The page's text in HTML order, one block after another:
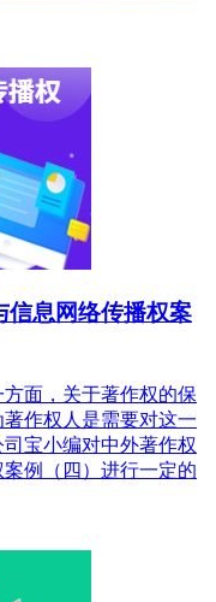
信息网络传播权案
面，关于著作权的保
作权人是需要对这一
宝小编对中外著作权
例（四）进行一定的